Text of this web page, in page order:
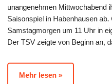
unangenehmen Mittwochabend
Saisonspiel in Habenhausen
Samstagmorgen um 11 Uhr in
Der TSV zeigte von Beginn an,
Mehr lesen »